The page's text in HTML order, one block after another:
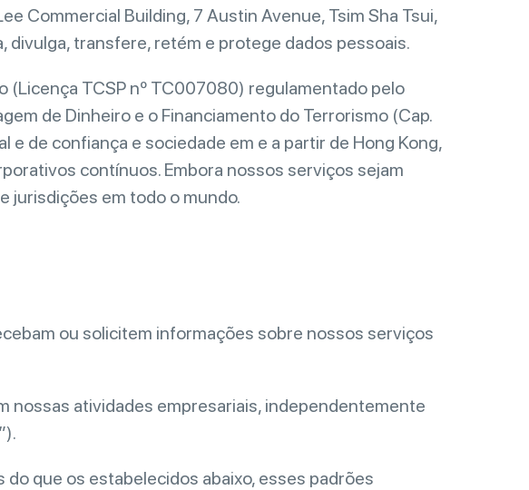
Commercial Building, 7 Austin Avenue, Tsim Sha Tsui,
divulga, transfere, retém e protege dados pessoais.
(Licença TCSP nº TC007080) regulamentado pelo
de Dinheiro e o Financiamento do Terrorismo (Cap.
de confiança e sociedade em e a partir de Hong Kong,
contínuos. Embora nossos serviços sejam
jurisdições em todo o mundo.
ou solicitem informações sobre nossos serviços
nossas atividades empresariais, independentemente
que os estabelecidos abaixo, esses padrões